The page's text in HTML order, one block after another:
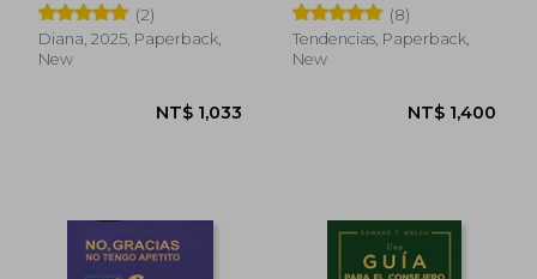
(2)
Diana, 2025, Paperback,
New
(8)
Tendencias, Paperback,
New